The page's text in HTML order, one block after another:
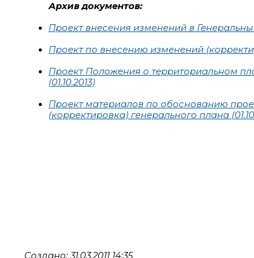
Архив документов:
Проект внесения изменений в
Проект по внесению изменений
Проект Положения о территориальном
(01.10.2013)
Проект материалов по обоснованию
(корректировка) генерального плана